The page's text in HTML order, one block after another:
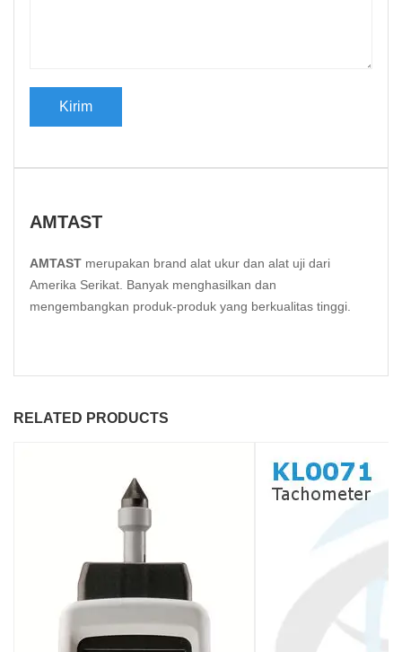
AMTAST
AMTAST merupakan brand alat ukur dan alat uji dari
Amerika Serikat. Banyak menghasilkan dan
mengembangkan produk-produk yang berkualitas tinggi.
RELATED PRODUCTS